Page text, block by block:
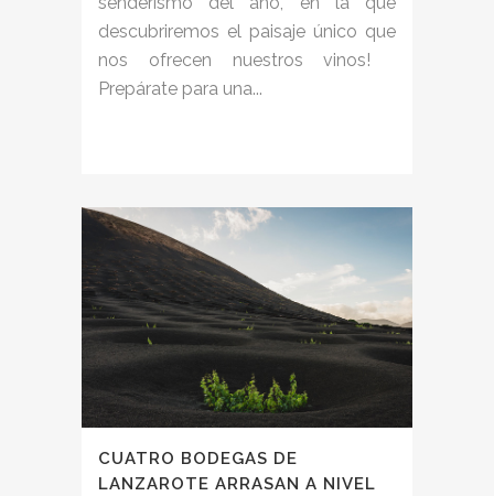
descubriremos el paisaje único que
nos ofrecen nuestros vinos!
Prepárate para una...
CUATRO BODEGAS DE
LANZAROTE ARRASAN A NIVEL